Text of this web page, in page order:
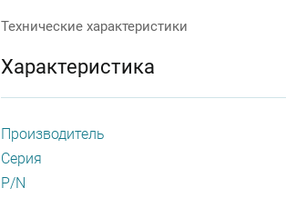
Технические характеристики
Характеристика
Производитель
Серия
P/N